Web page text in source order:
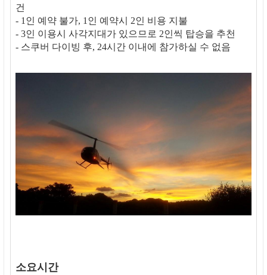
건
- 1인 예약 불가, 1인 예약시 2인 비용 지불
- 3인 이용시 사각지대가 있으므로 2인씩 탑승을 추천
- 스쿠버 다이빙 후, 24시간 이내에 참가하실 수 없음
소요시간